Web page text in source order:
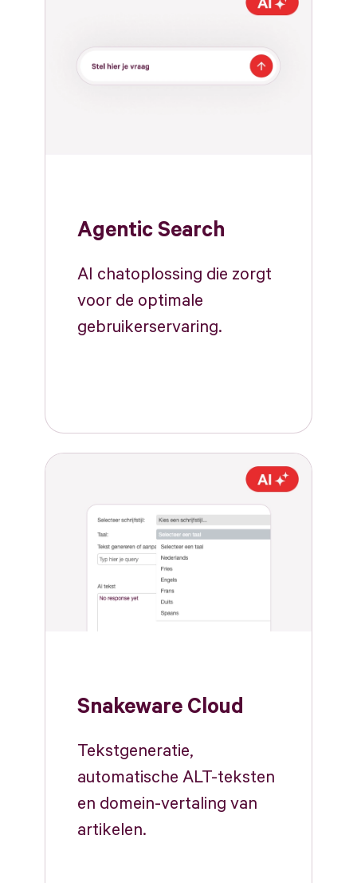
Wat we doen
Cases
Team
Werken bij
4
Agentic Search
AI chatoplossing die zorgt
voor de optimale
gebruikerservaring.
Snakeware Cloud
Tekstgeneratie,
automatische ALT-teksten
en domein-vertaling van
artikelen.